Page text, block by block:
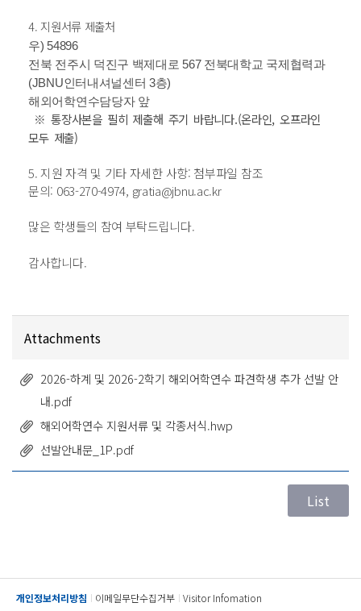
4. 지원서류 제출처
우) 54896
전북 전주시 덕진구 백제대로 567 전북대학교 국제협력과
(JBNU인터내셔널센터 3층)
해외어학연수담당자 앞
※ 통장사본을 필히 제출해 주기 바랍니다.(온라인, 오프라인
모두 제출)
5. 지원 자격 및 기타 자세한 사항: 첨부파일 참조
문의: 063-270-4974, gratia@jbnu.ac.kr
많은 학생들의 참여 부탁드립니다.
감사합니다.
Attachments
2026-하계 및 2026-2학기 해외어학연수 파견학생 추가 선발 안
내.pdf
해외어학연수 지원서류 및 각종서식.hwp
선발안내문_1P.pdf
개인정보처리방침 이메일무단수집거부 Visitor Infomation